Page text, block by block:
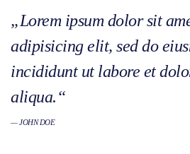
„Lorem ipsum dolor sit
adipisicing elit, sed do
incididunt ut labore et
aliqua.“
JOHN DOE